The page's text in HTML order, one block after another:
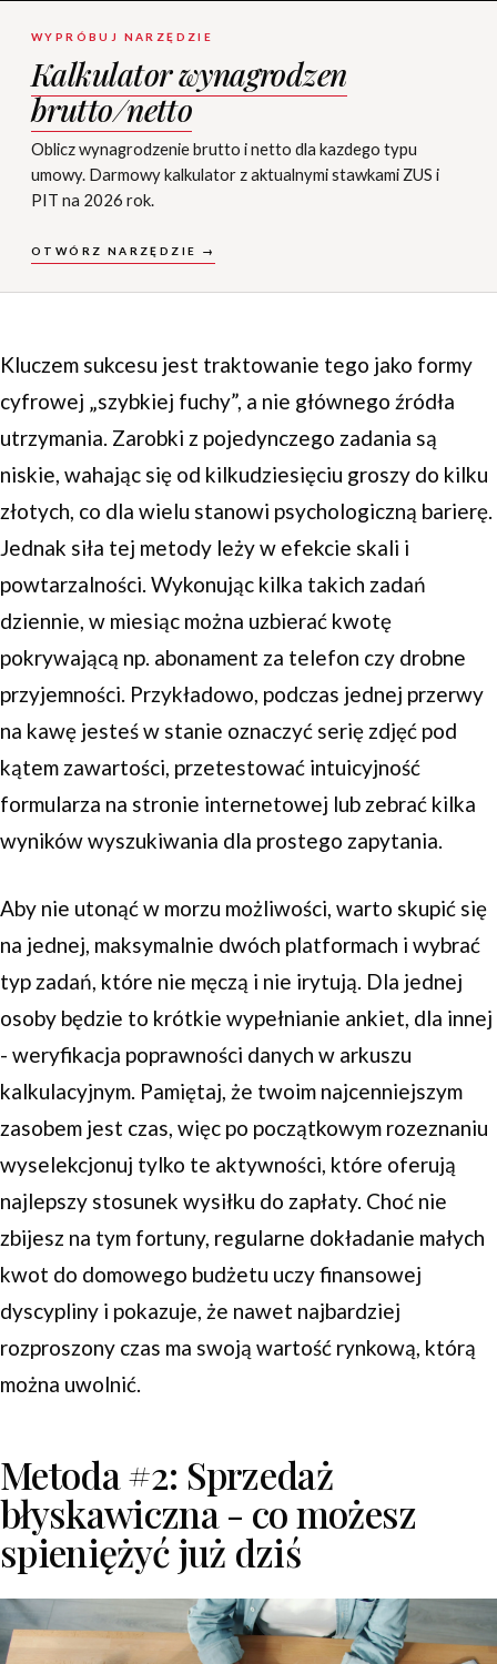
WYPRÓBUJ NARZĘDZIE
Kalkulator wynagrodzen
brutto/netto
Oblicz wynagrodzenie brutto i netto dla kazdego typu
umowy. Darmowy kalkulator z aktualnymi stawkami ZUS i
PIT na 2026 rok.
OTWÓRZ NARZĘDZIE →
Kluczem sukcesu jest traktowanie tego jako formy
cyfrowej „szybkiej fuchy”, a nie głównego źródła
utrzymania. Zarobki z pojedynczego zadania są
niskie, wahając się od kilkudziesięciu groszy do kilku
złotych, co dla wielu stanowi psychologiczną barierę.
Jednak siła tej metody leży w efekcie skali i
powtarzalności. Wykonując kilka takich zadań
dziennie, w miesiąc można uzbierać kwotę
pokrywającą np. abonament za telefon czy drobne
przyjemności. Przykładowo, podczas jednej przerwy
na kawę jesteś w stanie oznaczyć serię zdjęć pod
kątem zawartości, przetestować intuicyjność
formularza na stronie internetowej lub zebrać kilka
wyników wyszukiwania dla prostego zapytania.
Aby nie utonąć w morzu możliwości, warto skupić się
na jednej, maksymalnie dwóch platformach i wybrać
typ zadań, które nie męczą i nie irytują. Dla jednej
osoby będzie to krótkie wypełnianie ankiet, dla innej
- weryfikacja poprawności danych w arkuszu
kalkulacyjnym. Pamiętaj, że twoim najcenniejszym
zasobem jest czas, więc po początkowym rozeznaniu
wyselekcjonuj tylko te aktywności, które oferują
najlepszy stosunek wysiłku do zapłaty. Choć nie
zbijesz na tym fortuny, regularne dokładanie małych
kwot do domowego budżetu uczy finansowej
dyscypliny i pokazuje, że nawet najbardziej
rozproszony czas ma swoją wartość rynkową, którą
można uwolnić.
Metoda #2: Sprzedaż
błyskawiczna - co możesz
spieniężyć już dziś